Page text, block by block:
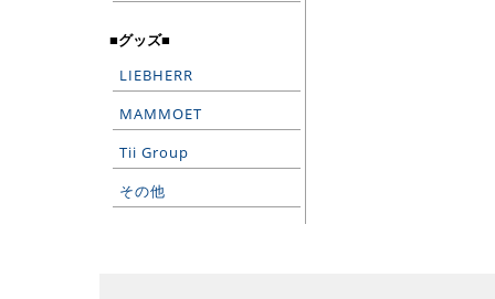
■グッズ■
LIEBHERR
MAMMOET
Tii Group
その他